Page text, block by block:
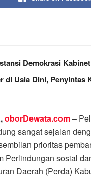
Demokrasi
di Usia Dini, Penyintas
oborDewata.com–
sangat sejalan
prioritas
Perlindungan sosial
Daerah (Perda)